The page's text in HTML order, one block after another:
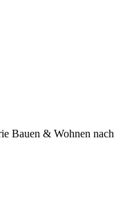
Bauen & Wohnen nach